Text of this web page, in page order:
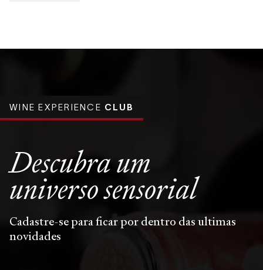
WINE EXPERIENCE CLUB
Descubra um
universosensorial
Cadastre-se para ficar por dentro das ultimas
novidades